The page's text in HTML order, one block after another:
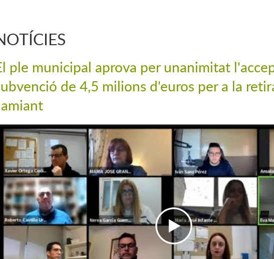
ple municipal aprova per unanimitat
de 4,5 milions d'euros per a la